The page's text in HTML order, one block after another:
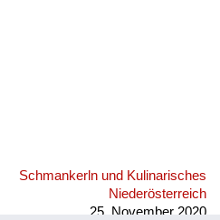
Schmankerln und Kulinarisches
Niederösterreich
25. November 2020